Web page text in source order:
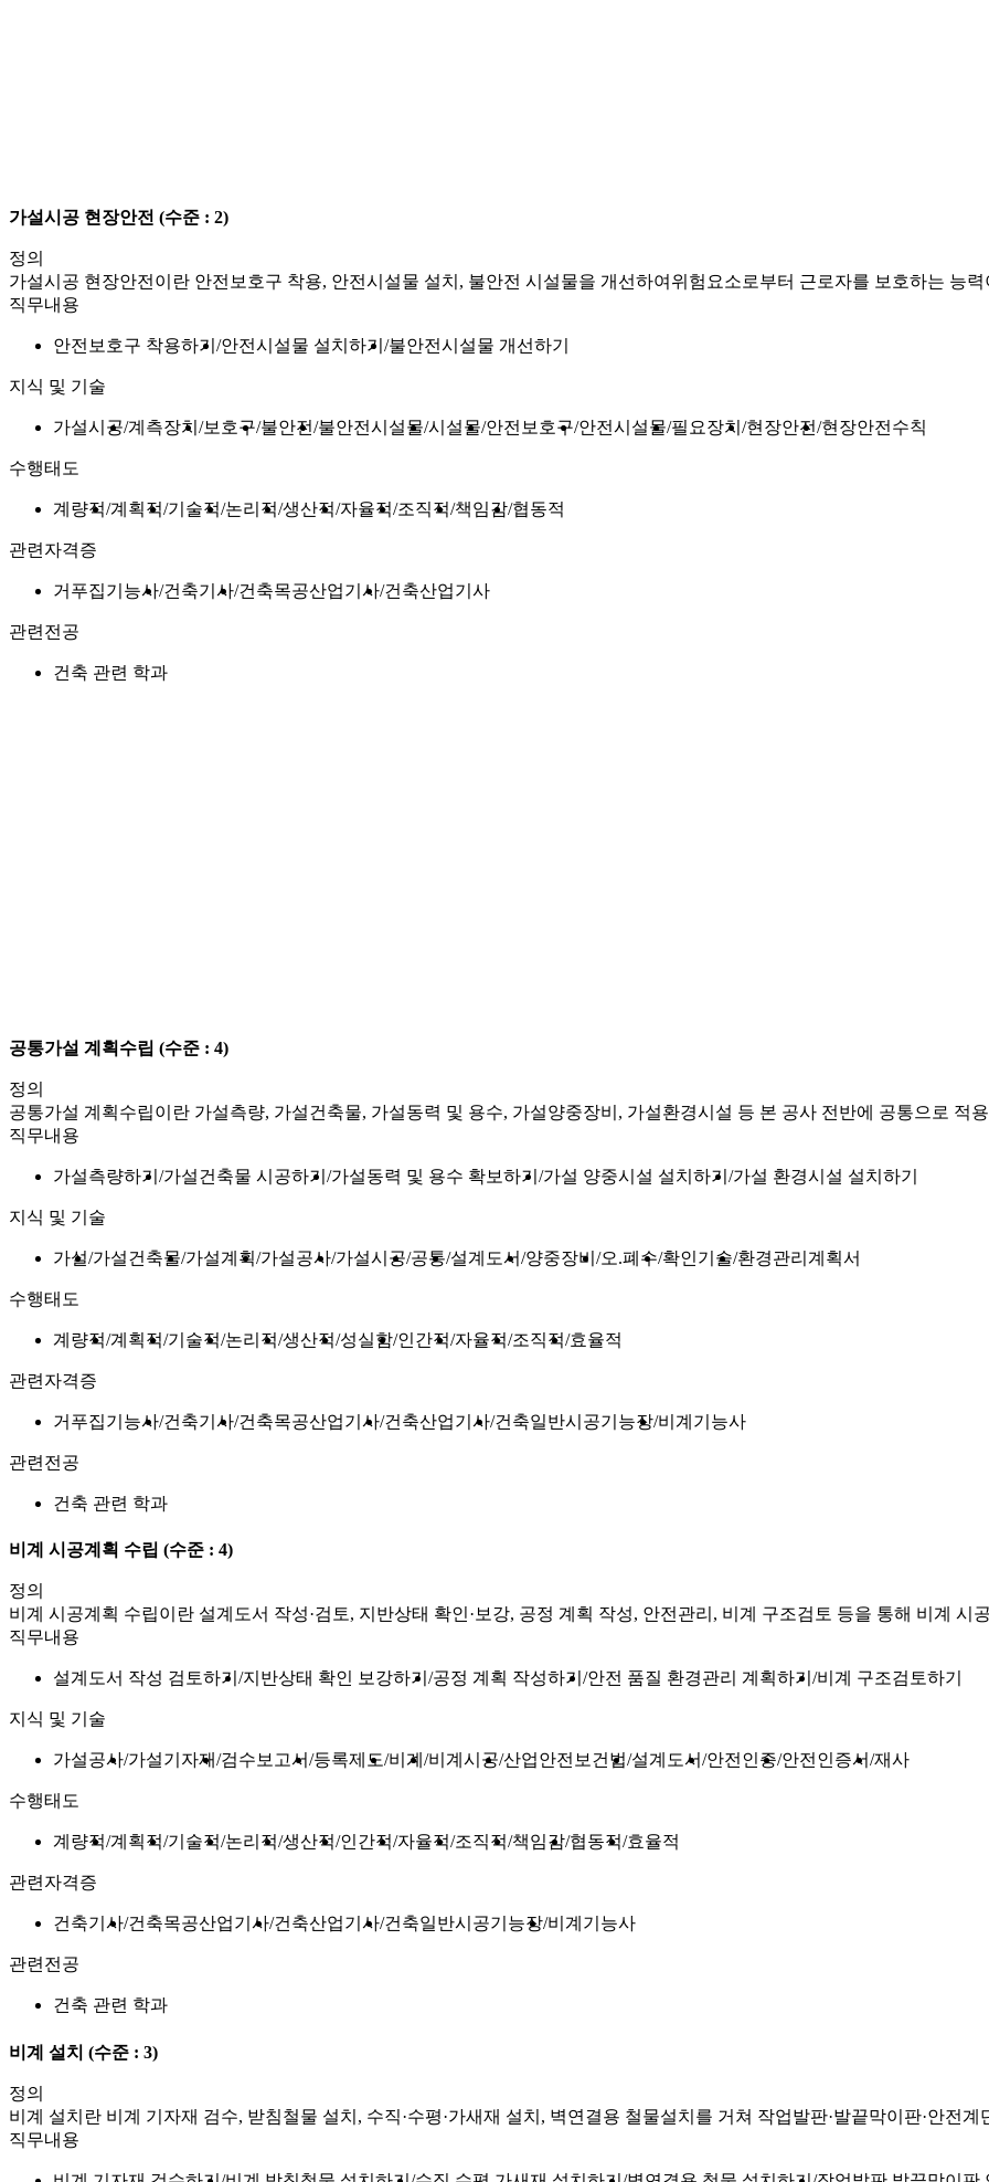
가설시공 현장안전 (수준 : 2)
정의
가설시공 현장안전이란 안전보호구 착용, 안전시설물 설치, 불안전 시설물을 개선하여위험요소로부터 근로자를 보호하는 능력
직무내용
안전보호구 착용하기 안전시설물 설치하기 불안전시설물 개선하기
지식 및 기술
가설시공 계측장치 보호구 불안전 불안전시설물 시설물 안전보호구 안전시설물 필요장치 현장안전 현장안전수칙
수행태도
계량적 계획적 기술적 논리적 생산적 자율적 조직적 책임감 협동적
관련자격증
거푸집기능사 건축기사 건축목공산업기사 건축산업기사
관련전공
건축 관련 학과
공통가설 계획수립 (수준 : 4)
정의
공통가설 계획수립이란 가설측량, 가설건축물, 가설동력 및 용수, 가설양중장비, 가설환경시설 등 본 공사 전반에 공통으로 적
직무내용
가설측량하기 가설건축물 시공하기 가설동력 및 용수 확보하기 가설 양중시설 설치하기 가설 환경시설 설치하기
지식 및 기술
가설 가설건축물 가설계획 가설공사 가설시공 공통 설계도서 양중장비 오.폐수 확인기술 환경관리계획서
수행태도
계량적 계획적 기술적 논리적 생산적 성실함 인간적 자율적 조직적 효율적
관련자격증
거푸집기능사 건축기사 건축목공산업기사 건축산업기사 건축일반시공기능장 비계기능사
관련전공
건축 관련 학과
비계 시공계획 수립 (수준 : 4)
정의
비계 시공계획 수립이란 설계도서 작성·검토, 지반상태 확인·보강, 공정 계획 작성, 안전관리, 비계 구조검토 등을 통해 비계 시
직무내용
설계도서 작성 검토하기 지반상태 확인 보강하기 공정 계획 작성하기 안전 품질 환경관리 계획하기 비계 구조검토하기
지식 및 기술
가설공사 가설기자재 검수보고서 등록제도 비계 비계시공 산업안전보건법 설계도서 안전인증 안전인증서 재사
수행태도
계량적 계획적 기술적 논리적 생산적 인간적 자율적 조직적 책임감 협동적 효율적
관련자격증
건축기사 건축목공산업기사 건축산업기사 건축일반시공기능장 비계기능사
관련전공
건축 관련 학과
비계 설치 (수준 : 3)
정의
비계 설치란 비계 기자재 검수, 받침철물 설치, 수직·수평·가새재 설치, 벽연결용 철물설치를 거쳐 작업발판·발끝막이판·안전
직무내용